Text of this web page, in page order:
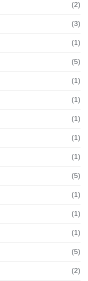
(2)
(3)
(1)
(5)
(1)
(1)
(1)
(1)
(1)
(5)
(1)
(1)
(1)
(5)
(2)